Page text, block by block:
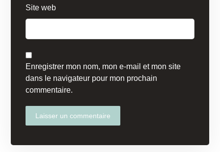
Site web
Enregistrer mon nom, mon e-mail et mon site
dans le navigateur pour mon prochain
commentaire.
Laisser un commentaire